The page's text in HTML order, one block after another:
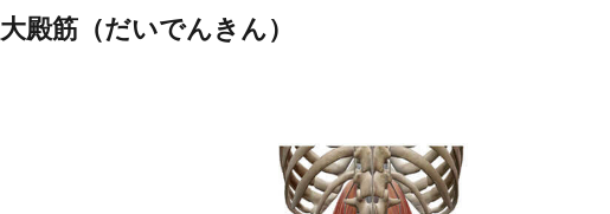
大殿筋（だいでんきん）